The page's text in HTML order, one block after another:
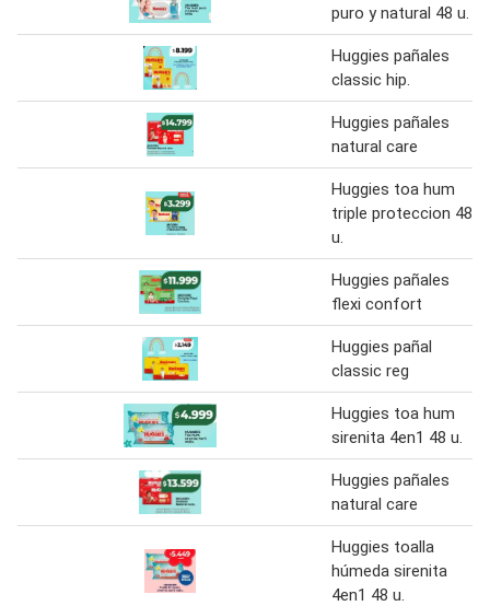
puro y natural 48 u.
Huggies pañales
classic hip.
Huggies pañales
natural care
Huggies toa hum
triple proteccion 48
u.
Huggies pañales
flexi confort
Huggies pañal
classic reg
Huggies toa hum
sirenita 4en1 48 u.
Huggies pañales
natural care
Huggies toalla
húmeda sirenita
4en1 48 u.